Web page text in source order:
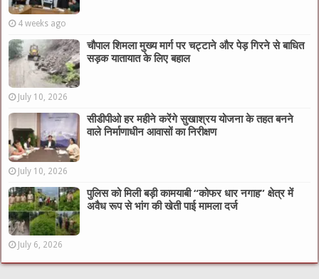
4 weeks ago
चौपाल शिमला मुख्य मार्ग पर चट्टाने और पेड़ गिरने से बाधित
सड़क यातायात के लिए बहाल
July 10, 2026
सीडीपीओ हर महीने करेंगे सुखाश्रय योजना के तहत बनने
वाले निर्माणाधीन आवासों का निरीक्षण
July 10, 2026
पुलिस को मिली बड़ी कामयाबी “कोफर धार नगाह” क्षेत्र में
अवैध रूप से भांग की खेती पाई मामला दर्ज
July 6, 2026